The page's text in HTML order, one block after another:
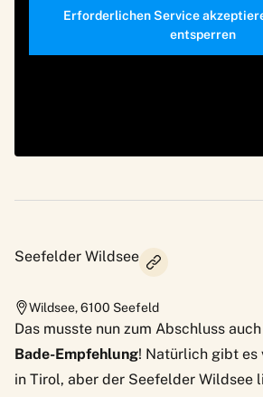
Erforderlichen Service
entsperren
Seefelder Wildsee
Wildsee,6100 Seefeld
Das musste nun zum Abschluss
Bade-Empfehlung! Natürlich gibt es
in Tirol, aber der Seefelder Wildsee